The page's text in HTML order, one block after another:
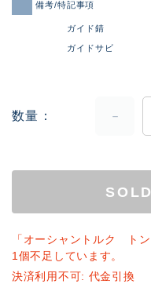
備考/特記事項
ガイド錆
ガイドサビ
数量
「オーシャントルク ト
1個不足しています。
決済利用不可: 代金引換